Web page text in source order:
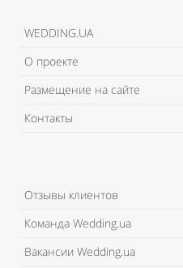
WEDDING.UA
О проекте
Размещение на сайте
Контакты
Отзывы клиентов
Команда Wedding.ua
Вакансии Wedding.ua